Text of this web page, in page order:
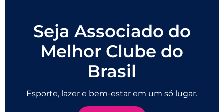
Seja Associado do
Melhor Clube do
Brasil
Esporte, lazer e bem-estar em um só lugar.